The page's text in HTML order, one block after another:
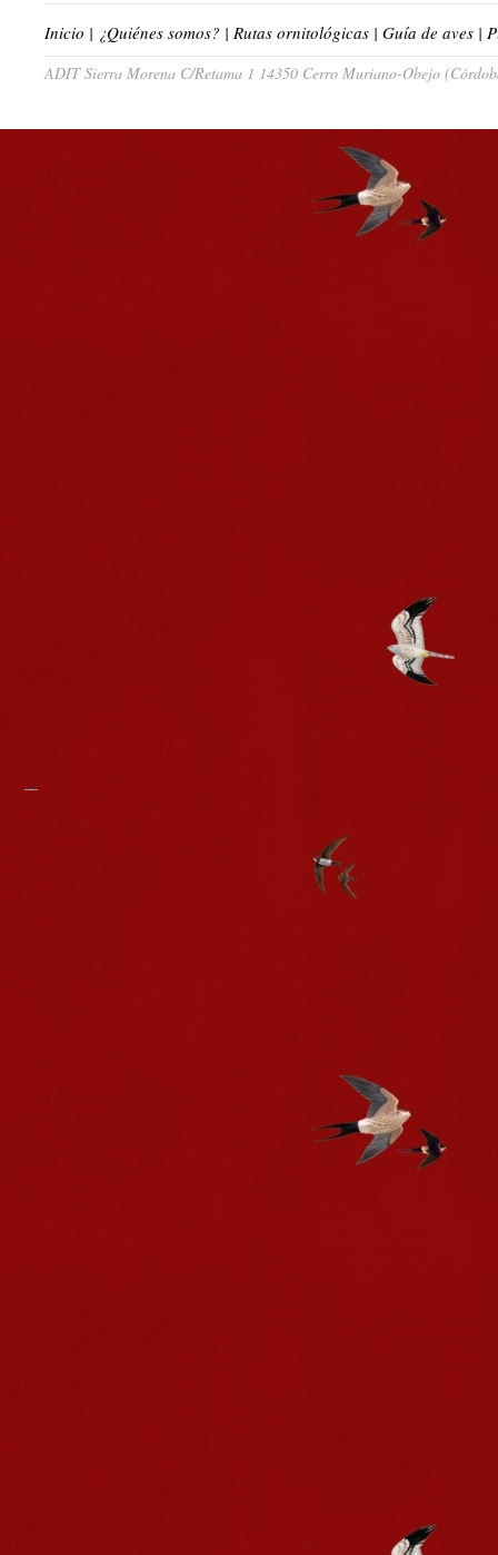
Inicio | ¿Quiénes somos? | Rutas ornitológicas | Guía de aves |
ADIT Sierra Morena C/Retama 1 14350 Cerro Muriano-Obejo